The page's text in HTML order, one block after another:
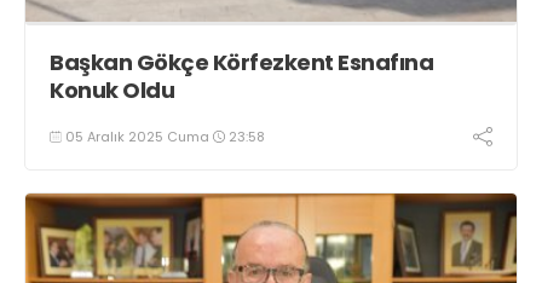
Başkan Gökçe Körfezkent Esnafına
Konuk Oldu
05 Aralık 2025 Cuma 23:58